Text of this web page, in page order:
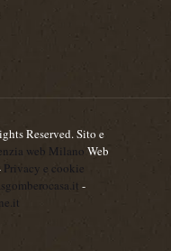
Reserved. Sito e
web Milano Web
Privacy e cookie
-